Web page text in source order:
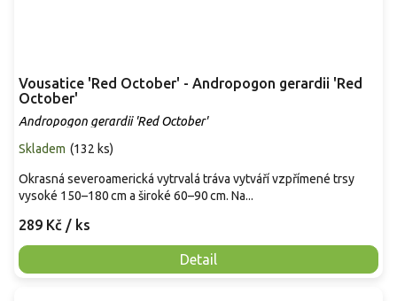
Vousatice 'Red October' - Andropogon gerardii 'Red
October'
Andropogon gerardii 'Red October'
Skladem (132 ks)
289 Kč / ks
Detail
Okrasná severoamerická vytrvalá tráva vytváří vzpřímené trsy
vysoké 150–180 cm a široké 60–90 cm. Na...